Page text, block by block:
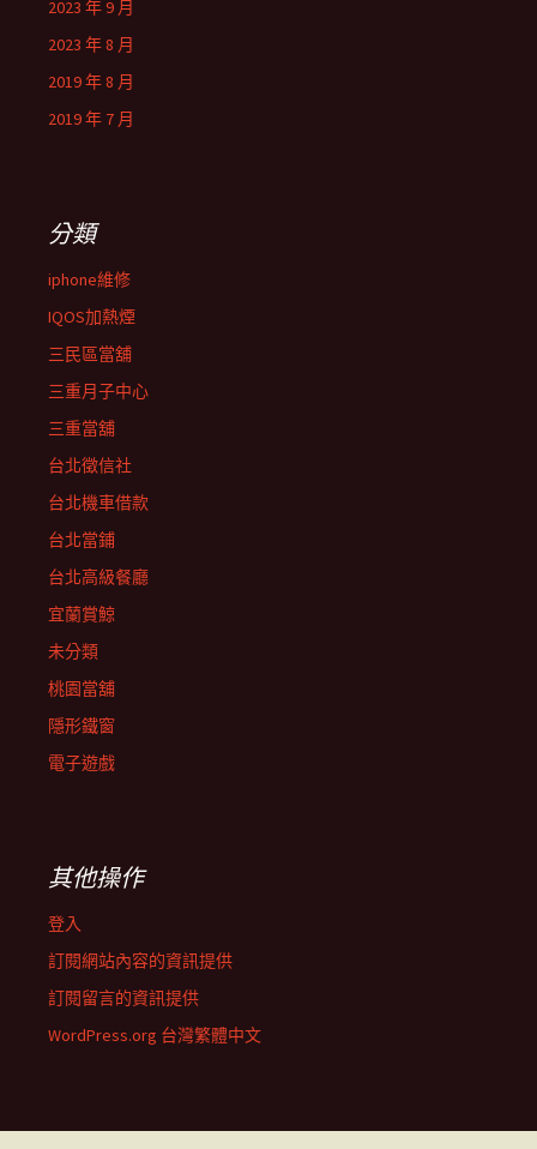
2023 年 9 月
2023 年 8 月
2019 年 8 月
2019 年 7 月
分類
iphone維修
IQOS加熱煙
三民區當舖
三重月子中心
三重當舖
台北徵信社
台北機車借款
台北當鋪
台北高級餐廳
宜蘭賞鯨
未分類
桃園當舖
隱形鐵窗
電子遊戲
其他操作
登入
訂閱網站內容的資訊提供
訂閱留言的資訊提供
WordPress.org 台灣繁體中文